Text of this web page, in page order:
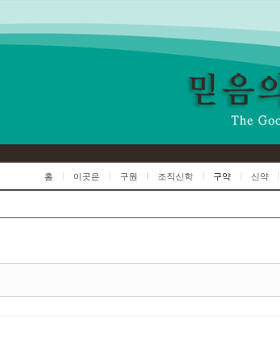
홈 이곳은 구원 조직신학 구약 신약